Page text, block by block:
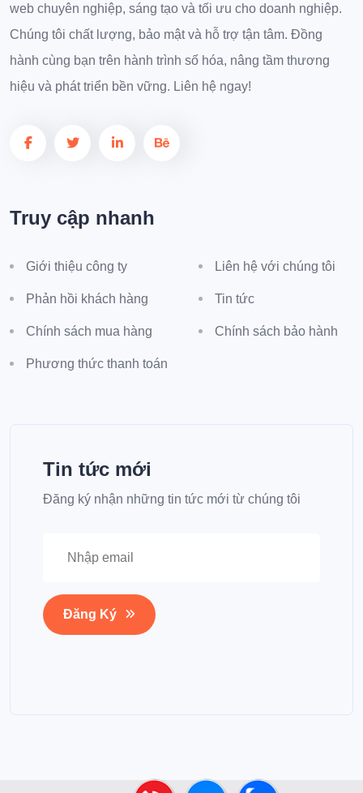
web chuyên nghiệp, sáng tạo và tối ưu cho doanh nghiệp.
Chúng tôi chất lượng, bảo mật và hỗ trợ tận tâm. Đồng
hành cùng bạn trên hành trình số hóa, nâng tầm thương
hiệu và phát triển bền vững. Liên hệ ngay!
Truy cập nhanh
Giới thiệu công ty Liên hệ với chúng tôi
Phản hồi khách hàng Tin tức
Chính sách mua hàng Chính sách bảo hành
Phương thức thanh toán
Tin tức mới
Đăng ký nhận những tin tức mới từ chúng tôi
Đăng Ký